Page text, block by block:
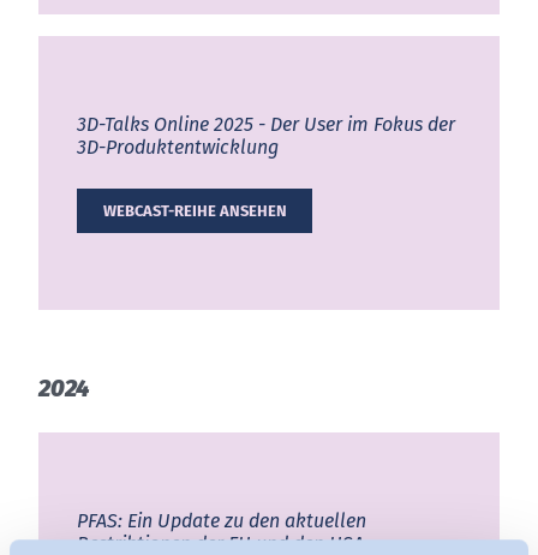
3D-Talks On­line 2025 - Der User im Fo­kus der
3D-Pro­dukt­ent­wick­lung
WEBCAST-REIHE ANSEHEN
2024
PFAS: Ein Update zu den aktuellen
Restriktionen der EU und den USA